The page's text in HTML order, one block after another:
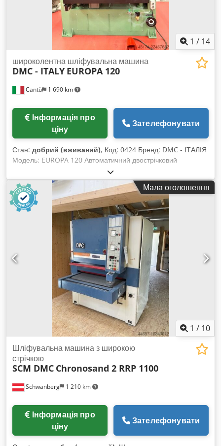
1 / 14
Cantù 1 690 km
широколентна шліфувальна машина
DMC - ITALY EUROPA 120
ціну
Зателефонувати
Стан: добрий (вживаний), Код: 0424 Бренд: DMC - ІТАЛІЯ
Модель: EUROPA 120 Автоматичний двострічковий
шліфувально-калібрувальний верстат для роботи з
деревиною, меблями, предметами інтер'єру, дерев'яними
рамами, дверима, панелями, композитними матеріалами
та іншими виробами. Технічні характеристики: Міцна
конструкція Максимальна робоча ширина: 1200 мм
Максимальна робоча висота: 170 мм Розмір абразивної
стрічки: 2200 x 1250 мм 1-ша група: калібрувальний
гумовий ролик - діаметр 220 мм, регульовані притискні
скоби для заготовки, двигун 20 к.с. 2-га група:
шліфувальний башмак з регульованим притисканням,
двигун 10 к.с. Обдув для очищення абразивної стрічки
Регулятор швидкості подачі стрічки від 3,5 до 17,5 м/хв
Вакуумний стіл, двигун 7,5 к.с. Chjdezp D Eajpfx Ag Uja
Автоматичний підйом і позиціонування столу 2 патрубки
витяжки, діаметр 200 мм Робочий тиск: 7 бар Габаритні
розміри: 1900 x 1800 x 2100 (В) Вага: 2500 кг
Мала оголошення
1 / 10
Schwanberg 1 210 km
Шліфувальна машина з широкою
стрічкою
SCM DMC Chronosand 2 RRP 1100
ціну
Зателефонувати